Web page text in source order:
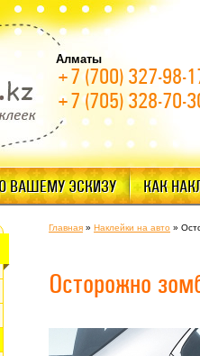
Алматы
+7 (700) 327-98-
+7 (705) 328-70-
ВАШЕМУ ЭСКИЗУ КАК
Главная » Наклейки на авто »
Осторожно